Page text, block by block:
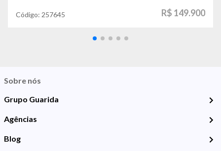
Código: 257645 R$ 149.900
Sobre nós
Grupo Guarida
Agências
Blog